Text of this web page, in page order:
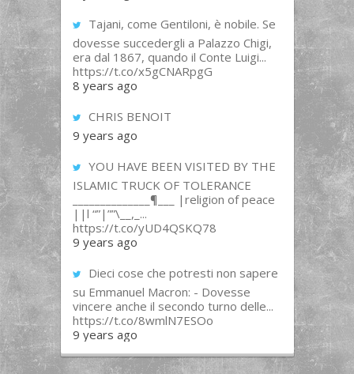
Tajani, come Gentiloni, è nobile. Se
dovesse succedergli a Palazzo Chigi,
era dal 1867, quando il Conte Luigi...
https://t.co/x5gCNARpgG
8 years ago
CHRIS BENOIT
9 years ago
YOU HAVE BEEN VISITED BY THE
ISLAMIC TRUCK OF TOLERANCE
______________¶___ |religion of peace
||l “”|””\__,_...
https://t.co/yUD4QSKQ78
9 years ago
Dieci cose che potresti non sapere
su Emmanuel Macron: - Dovesse
vincere anche il secondo turno delle...
https://t.co/8wmlN7ESOo
9 years ago